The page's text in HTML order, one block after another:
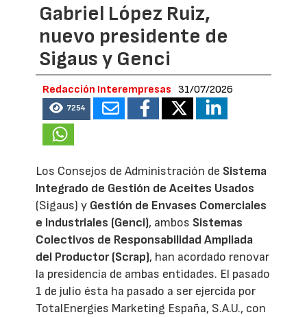
Gabriel López Ruiz,
nuevo presidente de
Sigaus y Genci
Redacción Interempresas 31/07/2026
7254
Los Consejos de Administración de Sistema
Integrado de Gestión de Aceites Usados
(Sigaus) y Gestión de Envases Comerciales
e Industriales (Genci), ambos Sistemas
Colectivos de Responsabilidad Ampliada
del Productor (Scrap), han acordado renovar
la presidencia de ambas entidades. El pasado
1 de julio ésta ha pasado a ser ejercida por
TotalEnergies Marketing España, S.A.U., con